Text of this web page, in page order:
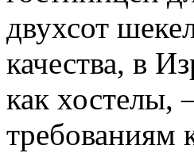
двухсот
качества, в
как хостелы,
требованиям